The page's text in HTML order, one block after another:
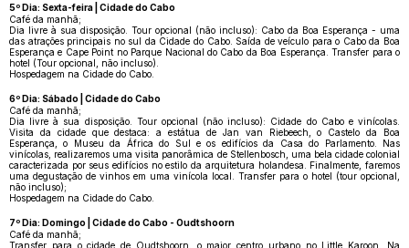
5º Dia: Sexta-feira | Cidade do Cabo
Café da manhã;
Dia livre à sua disposição. Tour opcional (não incluso): Cabo da Boa Esperança - uma
das atrações principais no sul da Cidade do Cabo. Saída de veículo para o Cabo da Boa
Esperança e Cape Point no Parque Nacional do Cabo da Boa Esperança. Transfer para o
hotel (Tour opcional, não incluso).
Hospedagem na Cidade do Cabo.
6º Dia: Sábado | Cidade do Cabo
Café da manhã;
Dia livre à sua disposição. Tour opcional (não incluso): Cidade do Cabo e vinícolas.
Visita da cidade que destaca: a estátua de Jan van Riebeech, o Castelo da Boa
Esperança, o Museu da África do Sul e os edifícios da Casa do Parlamento. Nas
vinícolas, realizaremos uma visita panorâmica de Stellenbosch, uma bela cidade colonial
caracterizada por seus edifícios no estilo da arquitetura holandesa. Finalmente, faremos
uma degustação de vinhos em uma vinícola local. Transfer para o hotel (tour opcional,
não incluso);
Hospedagem na Cidade do Cabo.
7º Dia: Domingo | Cidade do Cabo - Oudtshoorn
Café da manhã;
Transfer para o cidade de Oudtshoorn, o maior centro urbano no Little Karoon. Na